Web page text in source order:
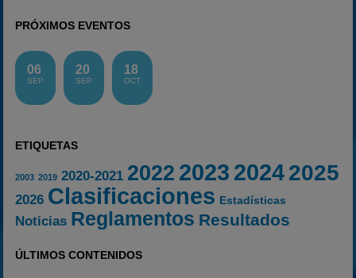
PRÓXIMOS EVENTOS
06
SEP
20
SEP
18
OCT
ETIQUETAS
2003 2019 2020-2021 2022 2023 20242025
2026 Clasificaciones Estadísticas
Noticias Reglamentos Resultados
ÚLTIMOS CONTENIDOS